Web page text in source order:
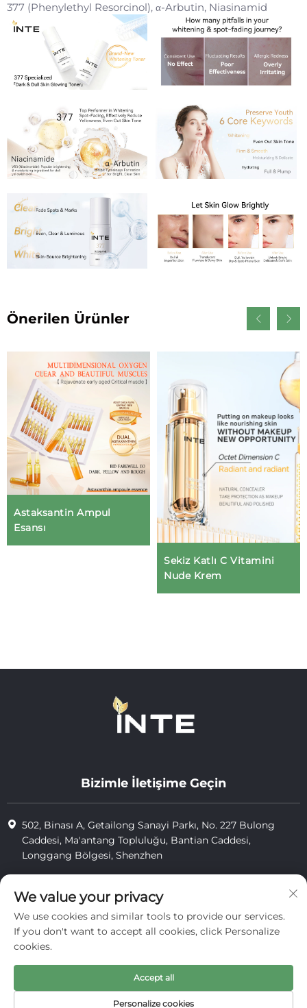
377 (Phenylethyl Resorcinol), α-Arbutin, Niasinamid
Önerilen Ürünler
Astaksantin Ampul
Esansı
Sekiz Katlı C Vitamini
Nude Krem
Bizimle İletişime Geçin
502, Binası A, Getailong Sanayi Parkı, No. 227 Bulong
Caddesi, Ma'antang Topluluğu, Bantian Caddesi,
Longgang Bölgesi, Shenzhen
[email protected]
gizlilik
We value your privacy
We use cookies and similar tools to provide our services.
If you don't want to accept all cookies, click Personalize
cookies.
Personalize cookies
Accept all